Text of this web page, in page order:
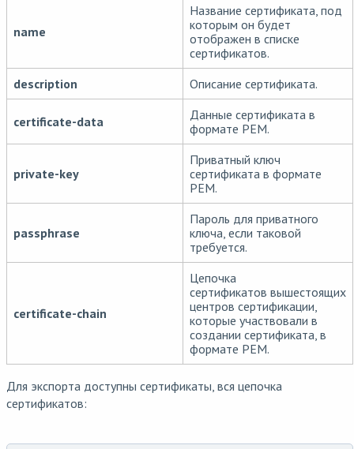
name
Название сертификата, под
которым он будет
отображен в списке
сертификатов.
description
Описание сертификата.
certificate-data
Данные сертификата в
формате PEM.
private-key
Приватный ключ
сертификата в формате
PEM.
passphrase
Пароль для приватного
ключа, если таковой
требуется.
certificate-chain
Цепочка
сертификатов вышестоящих
центров сертификации,
которые участвовали в
создании сертификата, в
формате PEM.
Для экспорта доступны сертификаты, вся цепочка
сертификатов: